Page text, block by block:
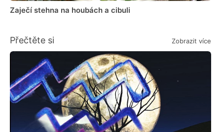
Zaječí stehna na houbách a cibuli
Přečtěte si Zobrazit více